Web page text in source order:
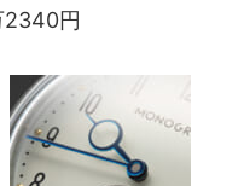
2340円